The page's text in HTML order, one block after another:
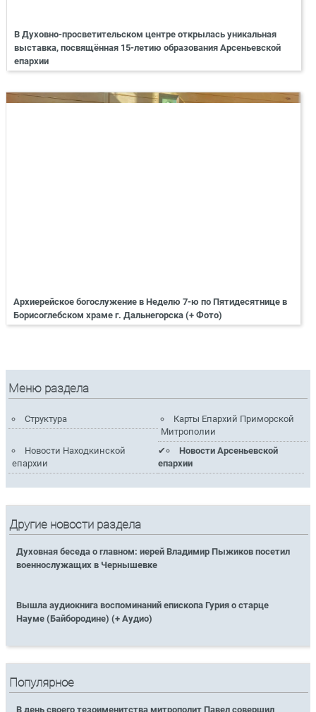
В Духовно-просветительском центре открылась уникальная
выставка, посвящённая 15-летию образования Арсеньевской
епархии
Архиерейское богослужение в Неделю 7-ю по Пятидесятнице в
Борисоглебском храме г. Дальнегорска (+ Фото)
Меню раздела
Структура
Карты Епархий Приморской
Митрополии
Новости Находкинской
епархии
Новости Арсеньевской
епархии
Другие новости раздела
Духовная беседа о главном: иерей Владимир Пыжиков посетил
военнослужащих в Чернышевке
Вышла аудиокнига воспоминаний епископа Гурия о старце
Науме (Байбородине) (+ Аудио)
Популярное
В день своего тезоименитства митрополит Павел совершил